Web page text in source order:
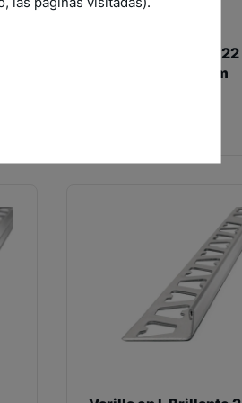
Hongo Esmerilado 22
mm x 10 mm x 2,5 m